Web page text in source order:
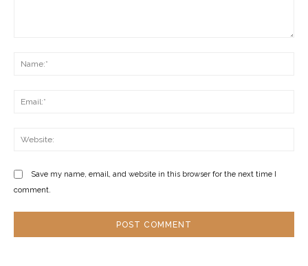
Save my name, email, and website in this browser for the next time I
comment.